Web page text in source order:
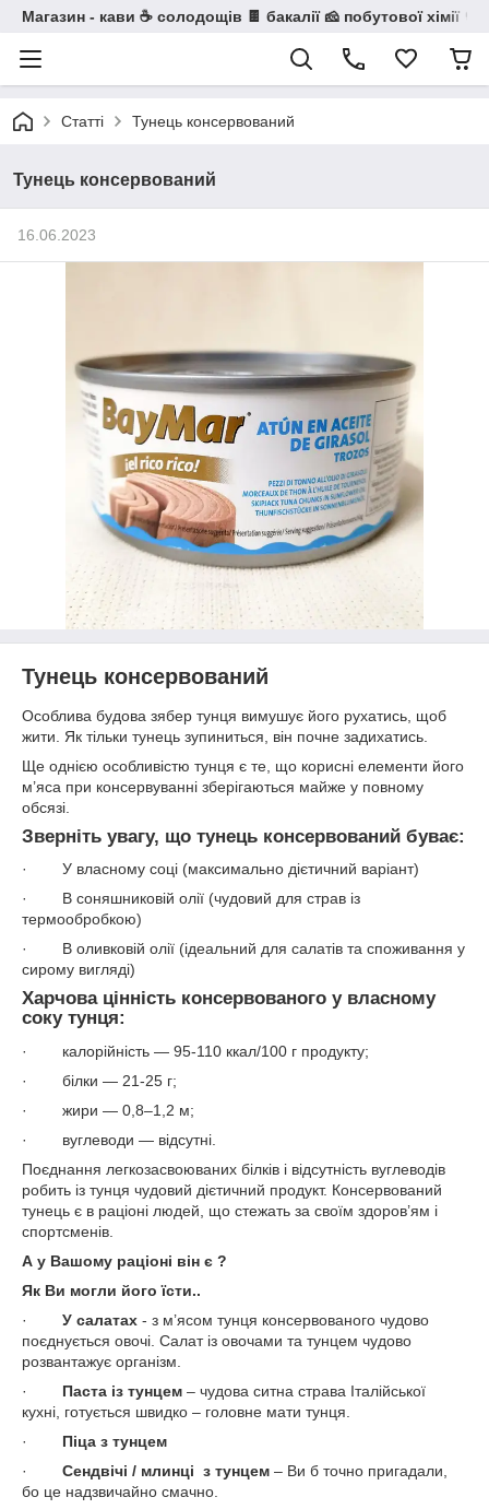
Магазин - кави ☕ солодощів 🍫 бакалії 🧀 побутової хімії 🧼
Статті Тунець консервований
Тунець консервований
16.06.2023
Тунець консервований
Особлива будова зябер тунця вимушує його рухатись, щоб
жити. Як тільки тунець зупиниться, він почне задихатись.
Ще однією особливістю тунця є те, що корисні елементи його
м’яса при консервуванні зберігаються майже у повному
обсязі.
Зверніть увагу, що тунець консервований буває:
· У власному соці (максимально дієтичний варіант)
· В соняшниковій олії (чудовий для страв із
термообробкою)
· В оливковій олії (ідеальний для салатів та споживання у
сирому вигляді)
Харчова цінність консервованого у власному
соку тунця:
· калорійність — 95-110 ккал/100 г продукту;
· білки — 21-25 г;
· жири — 0,8–1,2 м;
· вуглеводи — відсутні.
Поєднання легкозасвоюваних білків і відсутність вуглеводів
робить із тунця чудовий дієтичний продукт. Консервований
тунець є в раціоні людей, що стежать за своїм здоров’ям і
спортсменів.
А у Вашому раціоні він є ?
Як Ви могли його їсти..
· У салатах - з м’ясом тунця консервованого чудово
поєднується овочі. Салат із овочами та тунцем чудово
розвантажує організм.
· Паста із тунцем – чудова ситна страва Італійської
кухні, готується швидко – головне мати тунця.
· Піца з тунцем
· Сендвічі / млинці з тунцем – Ви б точно пригадали,
бо це надзвичайно смачно.